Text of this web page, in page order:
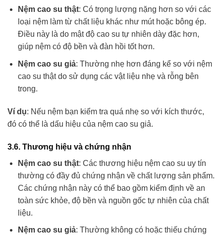
Nệm cao su thật: Có trọng lượng nặng hơn so với các
loại nệm làm từ chất liệu khác như mút hoặc bông ép.
Điều này là do mật độ cao su tự nhiên dày đặc hơn,
giúp nệm có độ bền và đàn hồi tốt hơn.
Nệm cao su giả: Thường nhẹ hơn đáng kể so với nệm
cao su thật do sử dụng các vật liệu nhẹ và rỗng bên
trong.
Ví dụ: Nếu nệm bạn kiểm tra quá nhẹ so với kích thước,
đó có thể là dấu hiệu của nệm cao su giả.
3.6. Thương hiệu và chứng nhận
Nệm cao su thật: Các thương hiệu nệm cao su uy tín
thường có đầy đủ chứng nhận về chất lượng sản phẩm.
Các chứng nhận này có thể bao gồm kiểm định về an
toàn sức khỏe, độ bền và nguồn gốc tự nhiên của chất
liệu.
Nệm cao su giả: Thường không có hoặc thiếu chứng